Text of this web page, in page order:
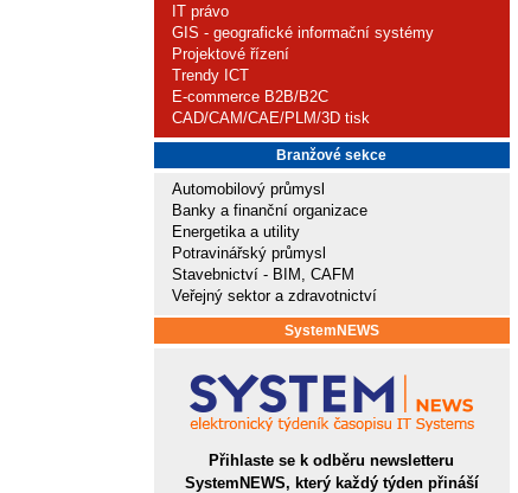
IT právo
GIS - geografické informační systémy
Projektové řízení
Trendy ICT
E-commerce B2B/B2C
CAD/CAM/CAE/PLM/3D tisk
Branžové sekce
Automobilový průmysl
Banky a finanční organizace
Energetika a utility
Potravinářský průmysl
Stavebnictví - BIM, CAFM
Veřejný sektor a zdravotnictví
SystemNEWS
Přihlaste se k odběru newsletteru
SystemNEWS, který každý týden přináší